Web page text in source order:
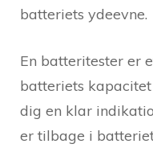
batteriets ydeevne.
En batteritester er
batteriets
dig en klar
er tilbage i